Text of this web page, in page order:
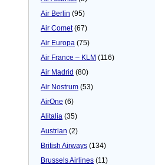
Air Berlin (95)
Air Comet(67)
Air Europa (75)
Air France – KLM (116)
Air Madrid (80)
Air Nostrum (53)
AirOne (6)
Alitalia (35)
Austrian (2)
British Airways (134)
Brussels Airlines (11)